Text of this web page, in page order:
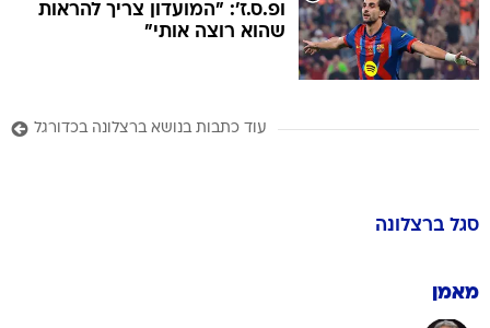
ופ.ס.ז': "המועדון צריך להראות
שהוא רוצה אותי"
עוד כתבות בנושא ברצלונה בכדורגל
סגל ברצלונה
מאמן